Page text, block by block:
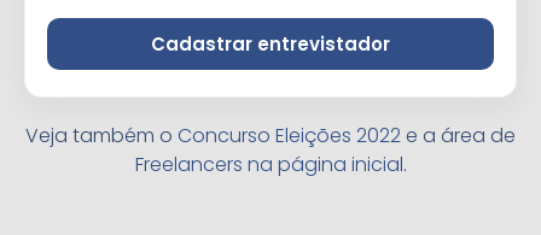
Cadastrar entrevistador
Veja também o Concurso Eleições 2022e a área de
Freelancers na página inicial.